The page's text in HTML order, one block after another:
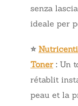
senza
ideale per
⭐
Toner: Un
rétablit
peau et la